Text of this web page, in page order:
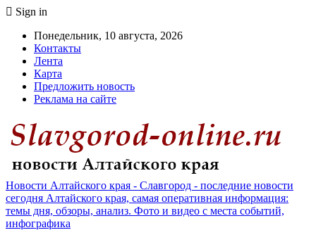
Sign in
Понедельник, 10 августа, 2026
Контакты
Лента
Карта
Предложить новость
Реклама на сайте
Новости Алтайского края - Славгород - последние новости
сегодня Алтайского края, самая оперативная информация:
темы дня, обзоры, анализ. Фото и видео с места событий,
инфографика